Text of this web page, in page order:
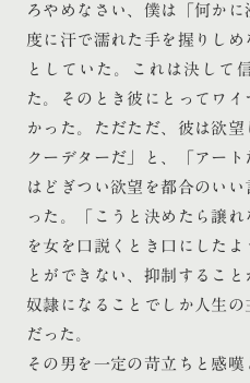
ろやめなさい、僕は「何か
度に汗で濡れた手を握りし
としていた。これは決して
た。そのとき彼にとってワ
かった。ただただ、彼は欲
クーデターだ」と、「アー
はどぎつい欲望を都合のい
った。「こうと決めたら譲
を女を口説くとき口にした
とができない、抑制するこ
奴隷になることでしか人生
だった。
その男を一定の苛立ちと感